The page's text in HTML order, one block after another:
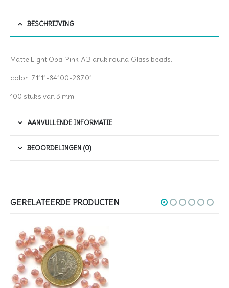
BESCHRIJVING
Matte Light Opal Pink AB druk round Glass beads.
color: 71111-84100-28701
100 stuks van 3 mm.
AANVULLENDE INFORMATIE
BEOORDELINGEN (0)
GERELATEERDE PRODUCTEN